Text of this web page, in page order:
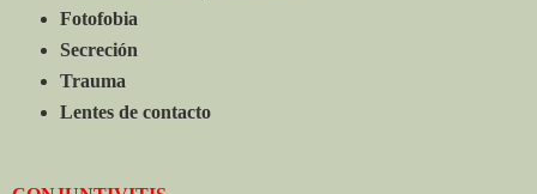
Fotofobia
Secreción
Trauma
Lentes de contacto